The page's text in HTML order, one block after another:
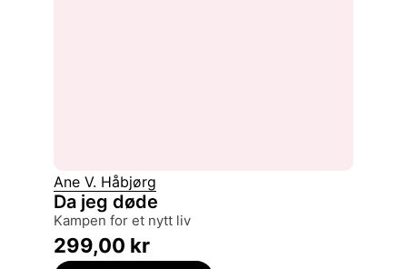
Ane V. Håbjørg
Da jeg døde
kampen for et nytt liv
299,00 kr